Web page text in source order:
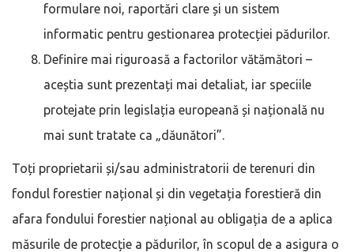
formulare noi, raportări clare și un sistem
informatic pentru gestionarea protecției pădurilor.
Definire mai riguroasă a factorilor vătămători –
aceștia sunt prezentați mai detaliat, iar speciile
protejate prin legislația europeană și națională nu
mai sunt tratate ca „dăunători”.
Toți proprietarii și/sau administratorii de terenuri din
fondul forestier național și din vegetația forestieră din
afara fondului forestier național au obligația de a aplica
măsurile de protecție a pădurilor, în scopul de a asigura o